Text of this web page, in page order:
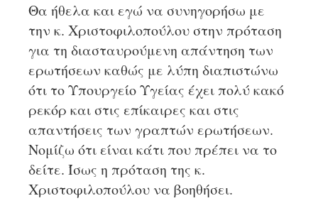
Θα ήθελα και εγώ να συνηγορήσω με
την κ. Χριστοφιλοπούλου στην πρόταση
για τη διασταυρούμενη απάντηση των
ερωτήσεων καθώς με λύπη διαπιστώνω
ότι το Υπουργείο Υγείας έχει πολύ κακό
ρεκόρ και στις επίκαιρες και στις
απαντήσεις των γραπτών ερωτήσεων.
Νομίζω ότι είναι κάτι που πρέπει να το
δείτε. Ίσως η πρόταση της κ.
Χριστοφιλοπούλου να βοηθήσει.